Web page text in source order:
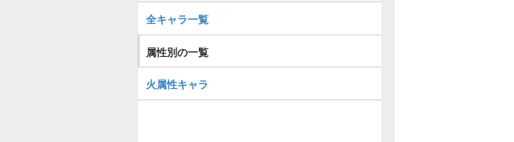
全キャラ一覧
属性別の一覧
火属性キャラ